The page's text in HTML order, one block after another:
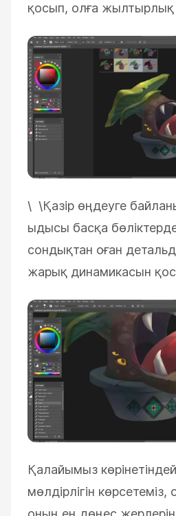
қосып, олға жылтырлық
\ \Қазір өңдеуге
ыдысы басқа
сондықтан оған
жарық динамикасын
Қалайымыз
мөлдірлігін